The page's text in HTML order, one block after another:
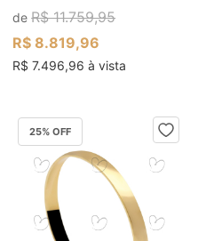
deR$ 11.759,95
R$ 8.819,96
R$ 7.496,96 à vista
25% OFF